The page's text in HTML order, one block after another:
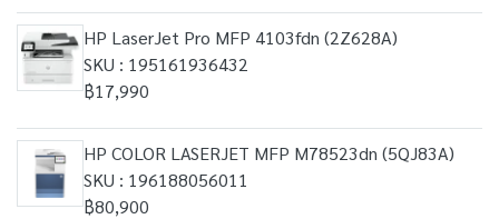
HP LaserJet Pro MFP 4103fdn (2Z628A)
SKU : 195161936432
฿17,990
HP COLOR LASERJET MFP M78523dn (5QJ83A)
SKU : 196188056011
฿80,900